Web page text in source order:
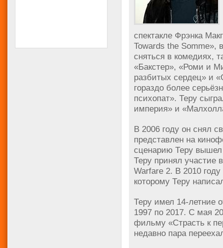
спектакле Фрэнка
Towards the Somme»,
сняться в комедиях,
«Бакстер», «Роми и
разбитых сердец» и
гораздо более
психопат». Теру
империя» и
В 2006 году он снял
представлен на
сценарию Теру
Теру принял участие
Warfare 2. В 2010
которому Теру
Теру имел 14-летние
1997 по 2017. С мая
фильму «Страсть к
недавно пара